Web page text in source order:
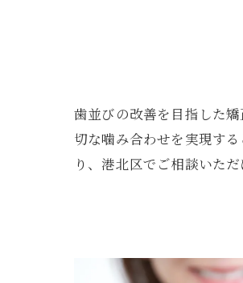
歯並びの改善を目指した
切な噛み合わせを実現す
り、港北区でご相談いただ